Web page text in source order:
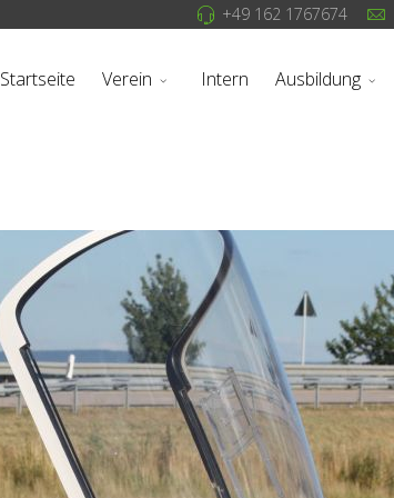
+49 162 1767674
Startseite Verein Intern Ausbildung